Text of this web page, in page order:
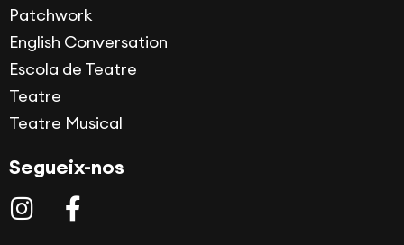
Patchwork
English Conversation
Escola de Teatre
Teatre
Teatre Musical
Segueix-nos